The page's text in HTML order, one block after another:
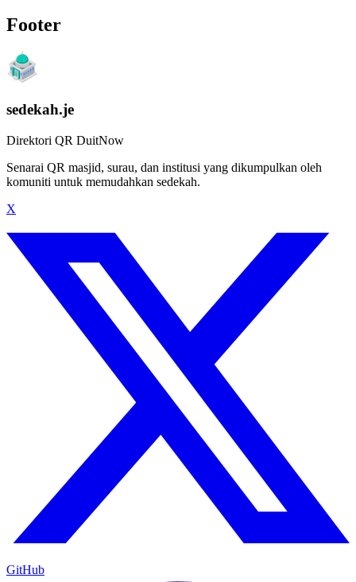
Footer
sedekah.je
Direktori QR DuitNow
Senarai QR masjid, surau, dan institusi yang dikumpulkan oleh
komuniti untuk memudahkan sedekah.
X
GitHub